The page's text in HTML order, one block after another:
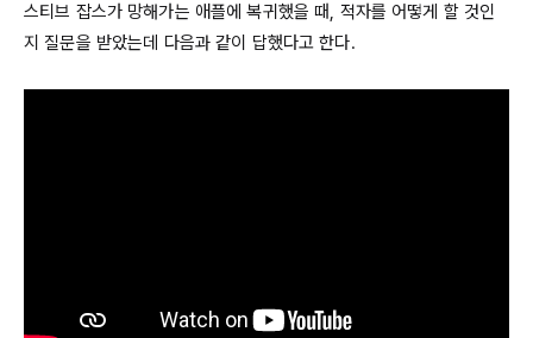
스티브 잡스가 망해가는 애플에 복귀했을 때, 적자를 어떻게 할 것인
지 질문을 받았는데 다음과 같이 답했다고 한다.